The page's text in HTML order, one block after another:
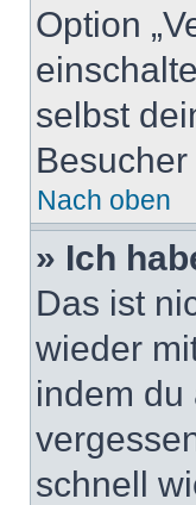
Option
selbst
Nach oben
» Ich
Das ist
wieder
indem du
schnell